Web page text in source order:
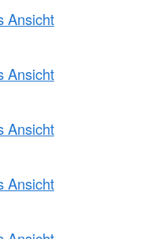
Ansicht
Ansicht
Ansicht
Ansicht